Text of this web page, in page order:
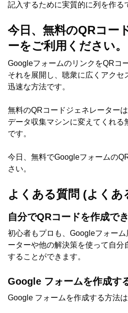
記入するために実質的に列を作る
今日、無料のQRコー
ーをご利用ください。
GoogleフォームのリンクをQRコ
それを展開し、聴衆に広くアクセ
迅速な方法です。
無料のQRコードジェネレーター
データ収集マシンに変えてくれる
です。
今日、無料でGoogleフォームの
さい。
よくある質問 (よくあ
自分でQRコードを作成で
初心者もプロも、Googleフォー
ーターや他の解決策を使って自分
することができます。
Google フォームを作成す
Google フォームを作成する方法は